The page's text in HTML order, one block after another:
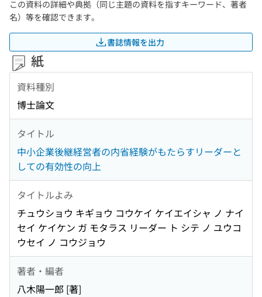
この資料の詳細や典拠（同じ主題の資料を指すキーワード、著者
名）等を確認できます。
書誌情報を出力
紙
資料種別
博士論文
タイトル
中小企業後継経営者の内省経験がもたらすリーダーと
しての有効性の向上
タイトルよみ
チュウショウ キギョウ コウケイ ケイエイシャ ノ ナイ
セイ ケイケン ガ モタラス リーダー ト シテ ノ ユウコ
ウセイ ノ コウジョウ
著者・編者
八木陽一郎 [著]